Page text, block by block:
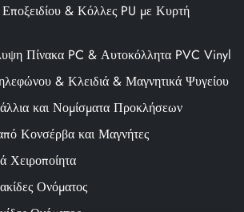
Εποξειδίου & Κόλλες PU με Κυρτή
Πίνακα PC & Αυτοκόλλητα PVC Vinyl
& Κλειδιά & Μαγνητικά Ψυγείου
και Νομίσματα Προκλήσεων
Κονσέρβα και Μαγνήτες
Χειροποίητα
Ονόματος